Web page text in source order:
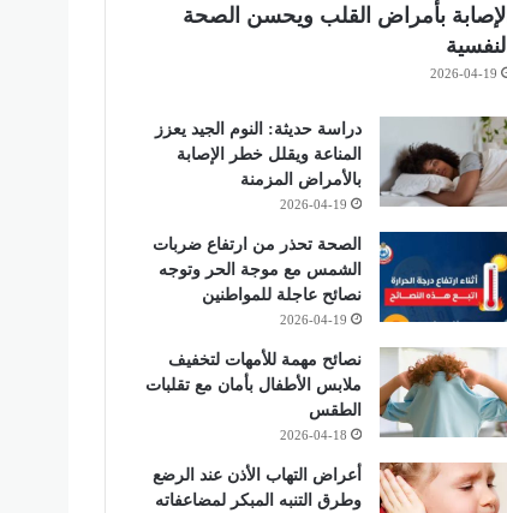
الإصابة بأمراض القلب ويحسن الصحة
النفسية
2026-04-19
دراسة حديثة: النوم الجيد يعزز
المناعة ويقلل خطر الإصابة
بالأمراض المزمنة
2026-04-19
الصحة تحذر من ارتفاع ضربات
الشمس مع موجة الحر وتوجه
نصائح عاجلة للمواطنين
2026-04-19
نصائح مهمة للأمهات لتخفيف
ملابس الأطفال بأمان مع تقلبات
الطقس
2026-04-18
أعراض التهاب الأذن عند الرضع
وطرق التنبه المبكر لمضاعفاته